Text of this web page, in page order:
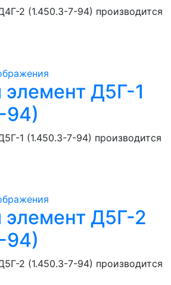
2 (1.450.3-7-94) производится
Д5Г-1
94)
1 (1.450.3-7-94) производится
Д5Г-2
94)
2 (1.450.3-7-94) производится